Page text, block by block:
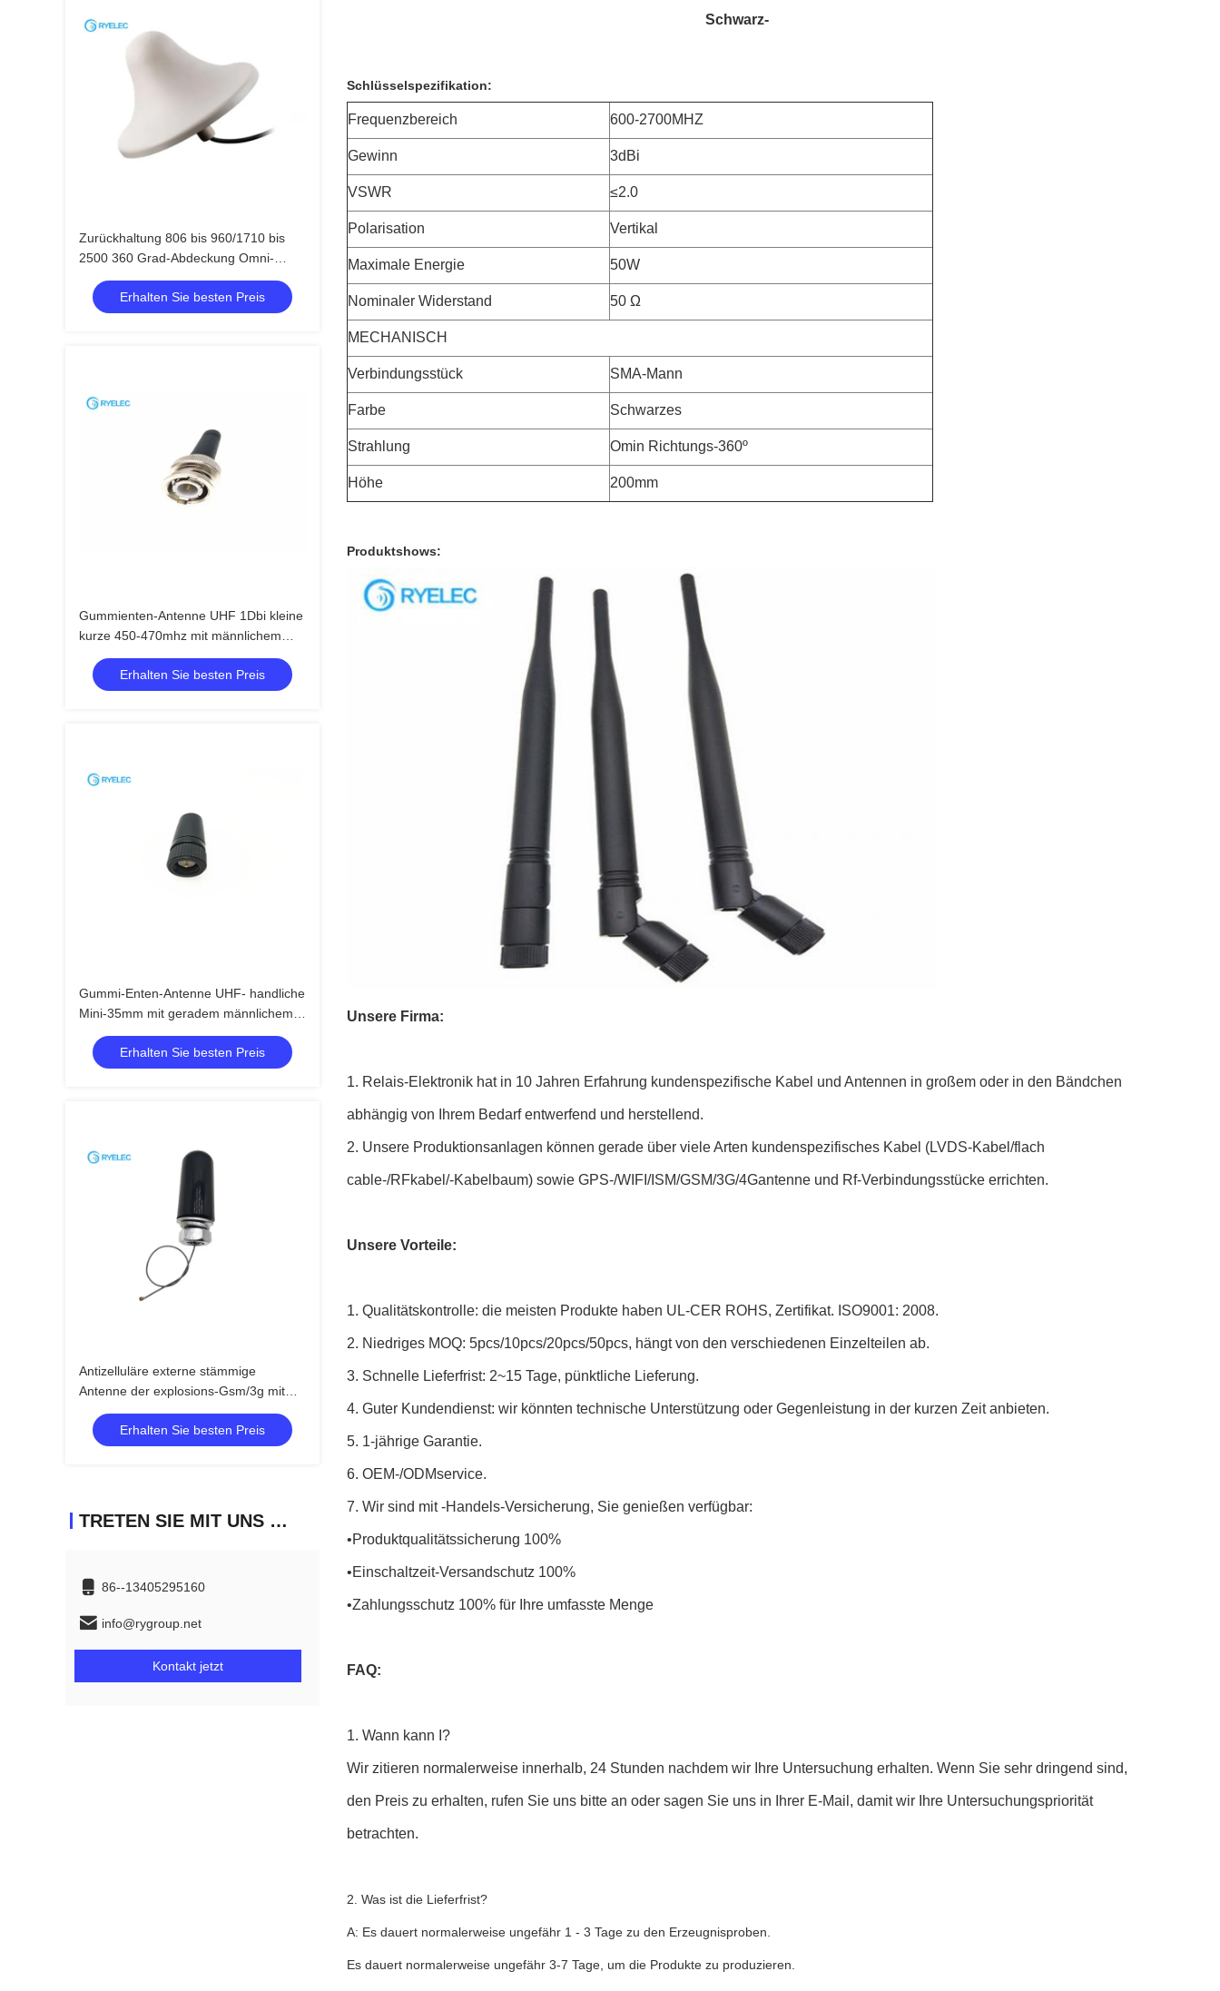
Zurückhaltung 806 bis 960/1710 bis
2500 360 Grad-Abdeckung Omni-
Decken-Antenne
Erhalten Sie besten Preis
Gummienten-Antenne UHF 1Dbi kleine
kurze 450-470mhz mit männlichem
Verbindungsstück BNC
Erhalten Sie besten Preis
Gummi-Enten-Antenne UHF- handliche
Mini-35mm mit geradem männlichem
Verbindungsstück SMA
Erhalten Sie besten Preis
Antizelluläre externe stämmige
Antenne der explosions-Gsm/3g mit
Ipex-Verbindungsstück mit Schrauben-
Berg
Erhalten Sie besten Preis
TRETEN SIE MIT UNS IN VERBINDUNG
86--13405295160
info@rygroup.net
Kontakt jetzt
Schwarz-
Schlüsselspezifikation:
Frequenzbereich 600-2700MHZ
Gewinn 3dBi
VSWR ≤2.0
Polarisation Vertikal
Maximale Energie 50W
Nominaler Widerstand 50 Ω
MECHANISCH
Verbindungsstück SMA-Mann
Farbe Schwarzes
Strahlung Omin Richtungs-360º
Höhe 200mm
Produktshows:
Unsere Firma:
1. Relais-Elektronik hat in 10 Jahren Erfahrung kundenspezifische Kabel und Antennen in großem oder in den Bändchen
abhängig von Ihrem Bedarf entwerfend und herstellend.
2. Unsere Produktionsanlagen können gerade über viele Arten kundenspezifisches Kabel (LVDS-Kabel/flach
cable-/RFkabel/-Kabelbaum) sowie GPS-/WIFI/ISM/GSM/3G/4Gantenne und Rf-Verbindungsstücke errichten.
Unsere Vorteile:
1. Qualitätskontrolle: die meisten Produkte haben UL-CER ROHS, Zertifikat. ISO9001: 2008.
2. Niedriges MOQ: 5pcs/10pcs/20pcs/50pcs, hängt von den verschiedenen Einzelteilen ab.
3. Schnelle Lieferfrist: 2~15 Tage, pünktliche Lieferung.
4. Guter Kundendienst: wir könnten technische Unterstützung oder Gegenleistung in der kurzen Zeit anbieten.
5. 1-jährige Garantie.
6. OEM-/ODMservice.
7. Wir sind mit -Handels-Versicherung, Sie genießen verfügbar:
•Produktqualitätssicherung 100%
•Einschaltzeit-Versandschutz 100%
•Zahlungsschutz 100% für Ihre umfasste Menge
FAQ:
1. Wann kann I?
Wir zitieren normalerweise innerhalb, 24 Stunden nachdem wir Ihre Untersuchung erhalten. Wenn Sie sehr dringend sind,
den Preis zu erhalten, rufen Sie uns bitte an oder sagen Sie uns in Ihrer E-Mail, damit wir Ihre Untersuchungspriorität
betrachten.
2. Was ist die Lieferfrist?
A: Es dauert normalerweise ungefähr 1 - 3 Tage zu den Erzeugnisproben.
Es dauert normalerweise ungefähr 3-7 Tage, um die Produkte zu produzieren.